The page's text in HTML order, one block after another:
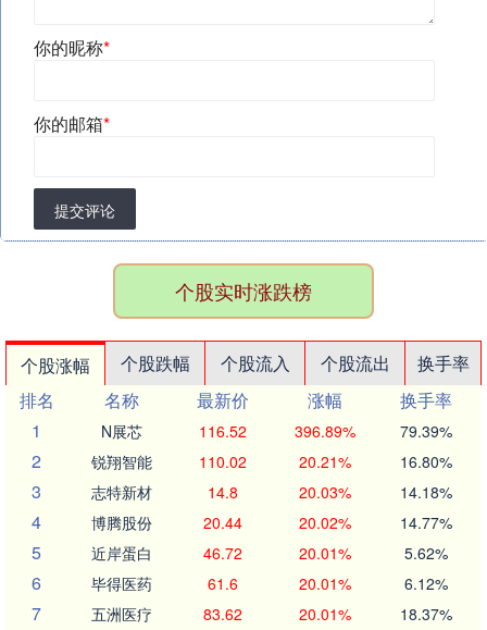
你的昵称*
你的邮箱*
提交评论
个股实时涨跌榜
个股涨幅 个股跌幅 个股流入 个股流出
换手率
排名
名称 最新价 涨幅
换手率
1
N展芯 116.52 396.89% 79.39%
2 锐翔智能 110.02 20.21% 16.80%
3 志特新材 14.8 20.03% 14.18%
4 博腾股份 20.44 20.02% 14.77%
5 近岸蛋白 46.72 20.01% 5.62%
6 毕得医药 61.6 20.01% 6.12%
7 五洲医疗 83.62 20.01% 18.37%